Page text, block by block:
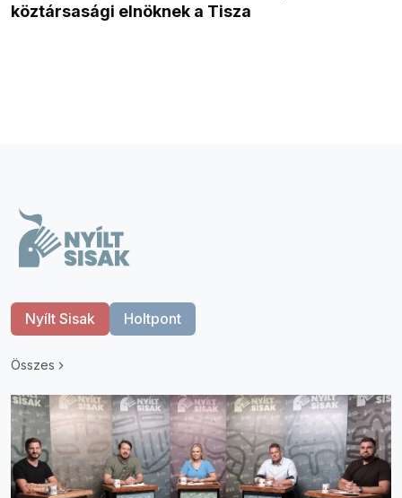
köztársasági elnöknek a Tisza
Nyílt Sisak Holtpont
Összes